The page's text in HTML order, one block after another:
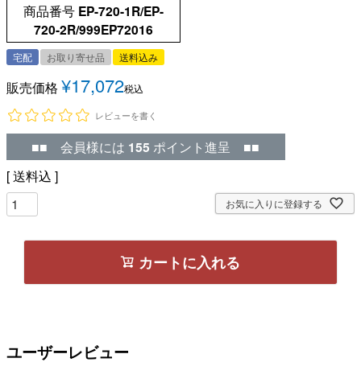
商品番号 EP-720-1R/EP-
720-2R/999EP72016
宅配 お取り寄せ品 送料込み
販売価格 ¥17,072税込
レビューを書く
■■ 会員様には 155 ポイント進呈 ■■
送料込
お気に入りに登録する
カートに入れる
ユーザーレビュー